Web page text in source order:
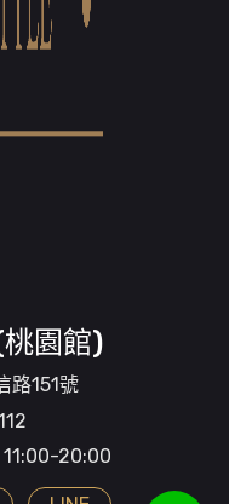
園館)
路151號
11:00-20:00